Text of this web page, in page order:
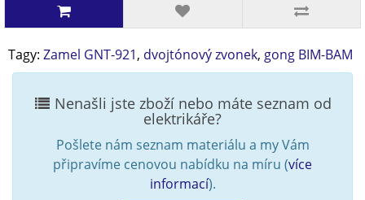
Tagy: Zamel GNT-921, dvojtónový zvonek, gong BIM-BAM
Nenašli jste zboží nebo máte seznam od
elektrikáře?
Pošlete nám seznam materiálu a my Vám
připravíme cenovou nabídku na míru (více
informací).